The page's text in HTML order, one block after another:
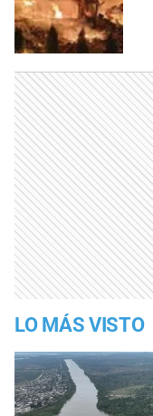
LO MÁS VISTO